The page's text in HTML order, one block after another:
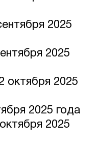
2025
2025
октября 2025
2025 года
2025